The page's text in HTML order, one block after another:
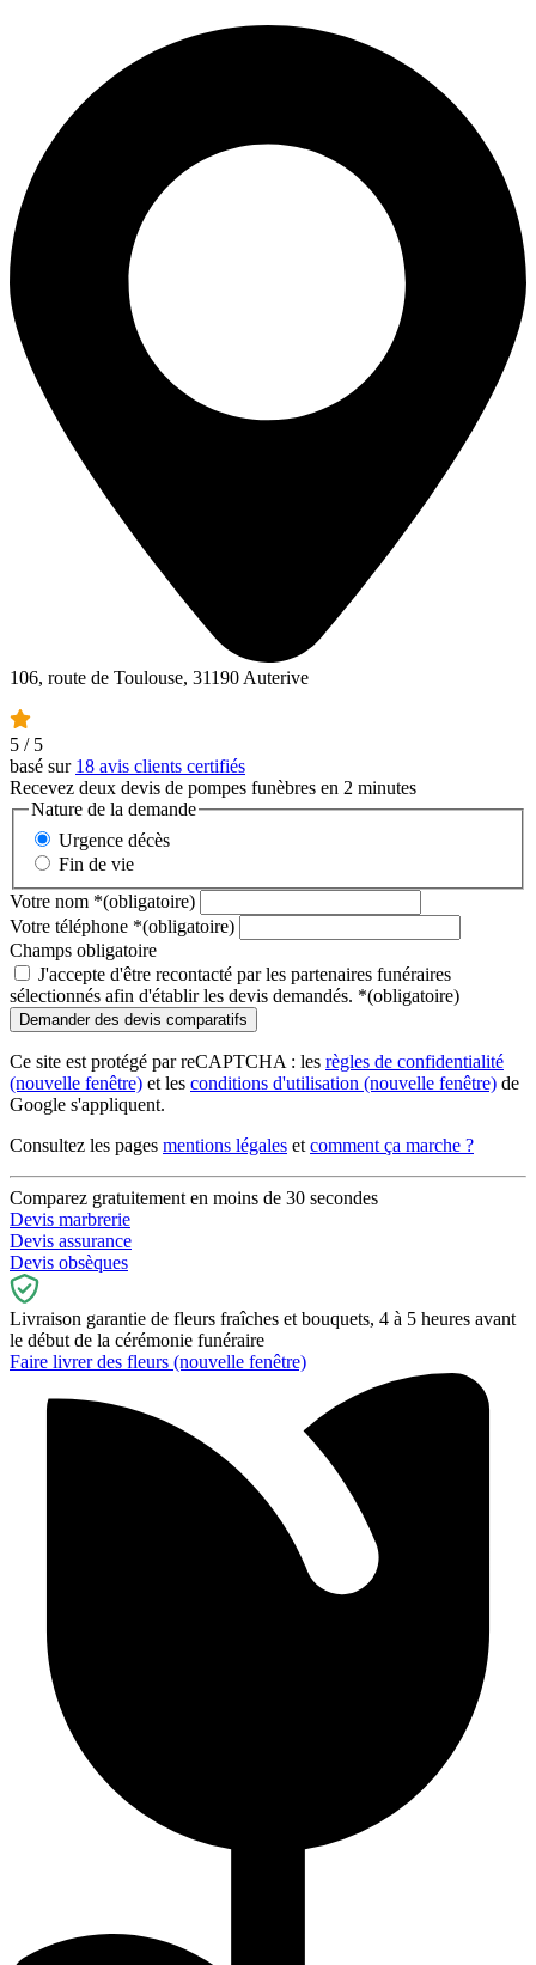
106, route de Toulouse, 31190 Auterive
5 / 5
basé sur 18 avis clients certifiés
Recevez deux devis de pompes funèbres en 2 minutes
Nature de la demande
Urgence décès
Fin de vie
Votre nom *(obligatoire)
Votre téléphone *(obligatoire)
Champs obligatoire
J'accepte d'être recontacté par les partenaires funéraires
sélectionnés afin d'établir les devis demandés. *(obligatoire)
Ce site est protégé par reCAPTCHA : les règles de confidentialité
(nouvelle fenêtre) et les conditions d'utilisation (nouvelle fenêtre) de
Google s'appliquent.
Consultez les pages mentions légales et comment ça marche ?
Comparez gratuitement en moins de 30 secondes
Devis marbrerie
Devis assurance
Devis obsèques
Livraison garantie de fleurs fraîches et bouquets, 4 à 5 heures avant
le début de la cérémonie funéraire
Faire livrer des fleurs (nouvelle fenêtre)